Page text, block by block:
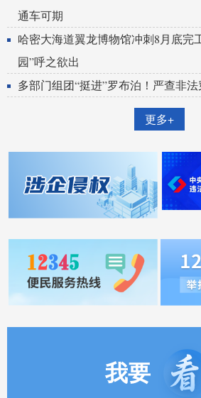
通车可期
哈密大海道翼龙博物馆冲刺8月底完
园”呼之欲出
多部门组团“挺进”罗布泊！严查非
更多+
我要